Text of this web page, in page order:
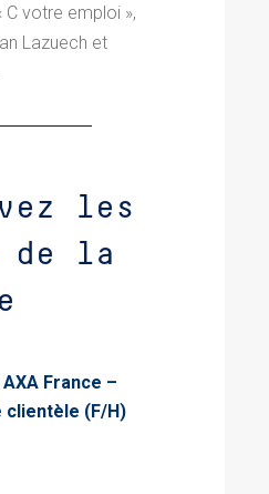
C votre emploi »,
Lazuech et
les
de la
France –
clientèle (F/H)